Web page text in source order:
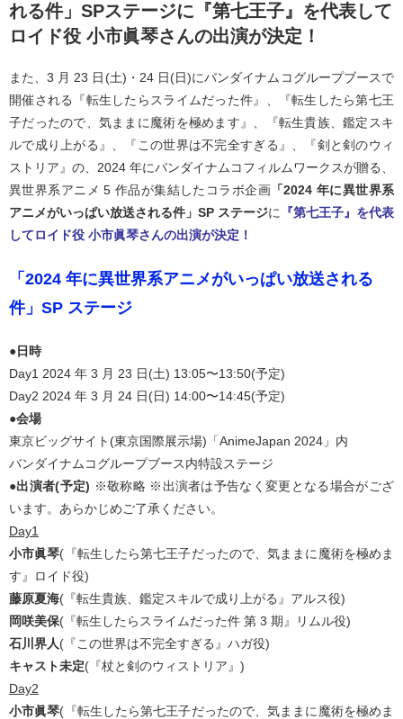
れる件」SPステージに『第七王子』を代表して
ロイド役 小市眞琴さんの出演が決定！
また、3 月 23 日(土)・24 日(日)にバンダイナムコグループブースで
開催される『転生したらスライムだった件』、『転生したら第七王
子だったので、気ままに魔術を極めます』、『転生貴族、鑑定スキ
ルで成り上がる』、『この世界は不完全すぎる』、『剣と剣のウィ
ストリア』の、2024 年にバンダイナムコフィルムワークスが贈る、
異世界系アニメ 5 作品が集結したコラボ企画 「2024 年に異世界系
アニメがいっぱい放送される件」SP ステージに
『第七王子』を代表
してロイド役 小市眞琴さんの出演が決定！
「2024 年に異世界系アニメがいっぱい放送される
件」SP ステージ
●日時
Day1 2024 年 3 月 23 日(土) 13:05〜13:50(予定)
Day2 2024 年 3 月 24 日(日) 14:00〜14:45(予定)
●会場
東京ビッグサイト(東京国際展示場)「AnimeJapan 2024」内
バンダイナムコグループブース内特設ステージ
●出演者(予定) ※敬称略 ※出演者は予告なく変更となる場合がござ
います。あらかじめご了承ください。
Day1
小市眞琴(『転生したら第七王子だったので、気ままに魔術を極めま
す』ロイド役)
藤原夏海(『転生貴族、鑑定スキルで成り上がる』アルス役)
岡咲美保(『転生したらスライムだった件 第 3 期』リムル役)
石川界人(『この世界は不完全すぎる』ハガ役)
キャスト未定(『杖と剣のウィストリア』)
Day2
小市眞琴(『転生したら第七王子だったので、気ままに魔術を極めま